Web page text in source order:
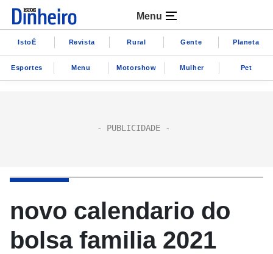
Menu
IstoÉ Revista Rural Gente Planeta
Esportes Menu Motorshow Mulher Pet
novo calendario do
bolsa familia 2021